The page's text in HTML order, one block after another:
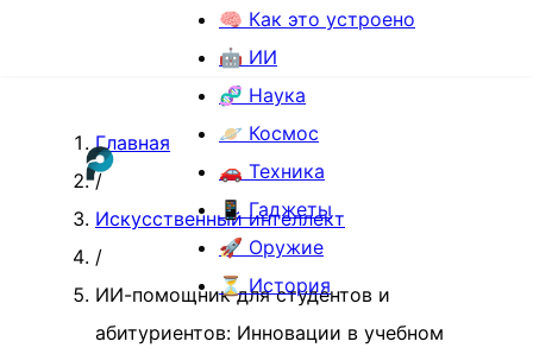
🧠 Как это устроено
🤖 ИИ
🧬 Наука
🪐 Космос
🚗 Техника
📱 Гаджеты
🚀 Оружие
⏳ История
Главная
/
Искусственный интеллект
/
ИИ-помощник для студентов и
абитуриентов: Инновации в учебном